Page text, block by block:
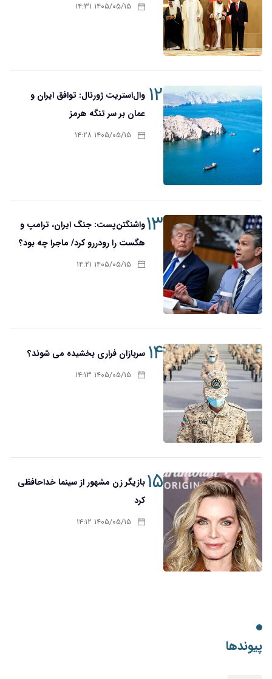
۱۴۰۵/۰۵/۱۵ ۱۴:۳۱
۱۲ وال‌استریت ژورنال: توافق ایران و
عمان بر سر تنگه هرمز
۱۴۰۵/۰۵/۱۵ ۱۴:۲۸
۱۳واشنگتن‌پست: جنگ ایران، ترامپ و
هگست را رودررو کرد/ ماجرا چه بود؟
۱۴۰۵/۰۵/۱۵ ۱۴:۲۱
۱۴ سربازان فراری بخشیده می شوند؟
۱۴۰۵/۰۵/۱۵ ۱۴:۱۳
۱۵بازیگر زن مشهور از سینما خداحافظی
کرد
۱۴۰۵/۰۵/۱۵ ۱۴:۱۲
پیوندها